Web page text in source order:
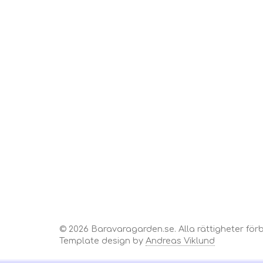
© 2026 Baravaragarden.se. Alla rättigheter
Template design by Andreas Viklund